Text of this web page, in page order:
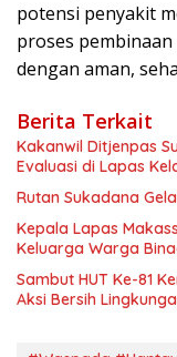
potensi penyakit
proses
dengan aman,
Berita Terkait
Kakanwil Ditjenpas
Evaluasi di Lapas
Rutan Sukadana
Kepala Lapas
Keluarga Warga
Sambut HUT Ke-81
Aksi Bersih